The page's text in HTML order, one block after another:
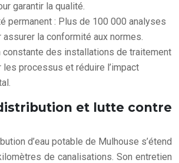
garantir la qualité.
permanent : Plus de 100 000 analyses
assurer la conformité aux normes.
constante des installations de traitement
processus et réduire l’impact
et lutte contre
d’eau potable de Mulhouse s’étend
de canalisations. Son entretien